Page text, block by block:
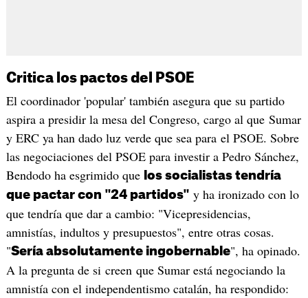
Critica los pactos del PSOE
El coordinador 'popular' también asegura que su partido
aspira a presidir la mesa del Congreso, cargo al que Sumar
y ERC ya han dado luz verde que sea para el PSOE. Sobre
las negociaciones del PSOE para investir a Pedro Sánchez,
Bendodo ha esgrimido que los socialistas tendría
que pactar con "24 partidos" y ha ironizado con lo
que tendría que dar a cambio: "Vicepresidencias,
amnistías, indultos y presupuestos", entre otras cosas.
"Sería absolutamente ingobernable", ha opinado.
A la pregunta de si creen que Sumar está negociando la
amnistía con el independentismo catalán, ha respondido: